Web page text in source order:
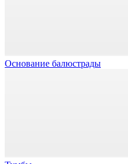
Основание балюстрады